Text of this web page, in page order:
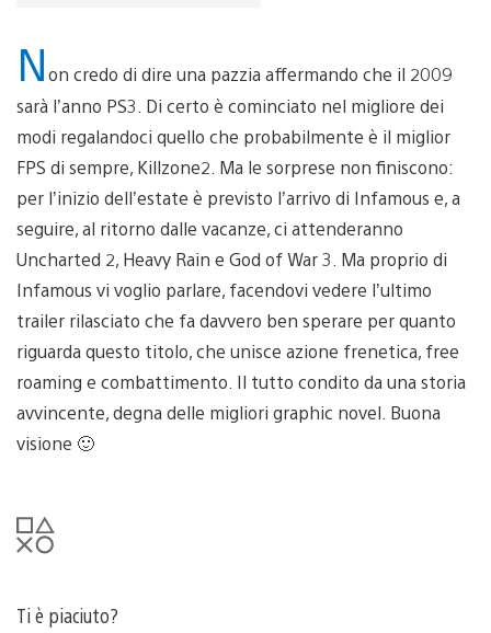
Non credo di dire una pazzia affermando che il 2009
sarà l’anno PS3. Di certo è cominciato nel migliore dei
modi regalandoci quello che probabilmente è il miglior
FPS di sempre, Killzone2. Ma le sorprese non finiscono:
per l’inizio dell’estate è previsto l’arrivo di Infamous e, a
seguire, al ritorno dalle vacanze, ci attenderanno
Uncharted 2, Heavy Rain e God of War 3. Ma proprio di
Infamous vi voglio parlare, facendovi vedere l’ultimo
trailer rilasciato che fa davvero ben sperare per quanto
riguarda questo titolo, che unisce azione frenetica, free
roaming e combattimento. Il tutto condito da una storia
avvincente, degna delle migliori graphic novel. Buona
visione 🙂
Ti è piaciuto?